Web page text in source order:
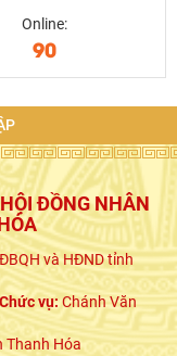
Online:
90
ĐỒNG NHÂN
và HĐND tỉnh
Chức vụ:Chánh Văn
Thanh Hóa